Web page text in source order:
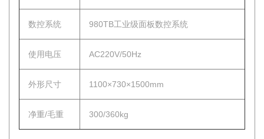
数控系统 980TB工业级面板数控系统
使用电压 AC220V/50Hz
外形尺寸 1100×730×1500mm
净重/毛重 300/360kg